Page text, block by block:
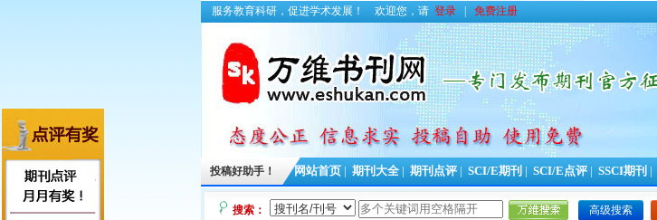
服务教育科研，促进学术发展！ 欢迎您，请 登录 免费注册
投稿好助手！ 网站首页 期刊大全 期刊点评 SCI/E期刊 SCI/E点评 SSCI期刊
搜索： 高级搜索